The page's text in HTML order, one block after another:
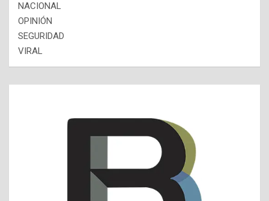
NACIONAL
OPINIÓN
SEGURIDAD
VIRAL